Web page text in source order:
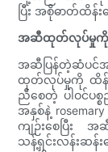
ပြီး အစိုဓာတ်ထိန်း
အဆီထုတ်လုပ်မှုကို ထိန်
အဆီပြန်တဲ့ဆံပင်
ထုတ်လုပ်မှုကို ထိန်း
ညီစေတဲ့ ပါဝင်ပစ္
အနှစ်နဲ့
ကျဉ်းစေပြီး
သန့်ရှင်းလန်းဆန်